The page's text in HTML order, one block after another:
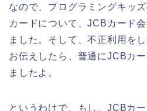
なので、プログラミングキッ
カードについて、JCBカード
ました。そして、不正利用を
お伝えしたら、普通にJCBカ
ましたよ。
というわけで、もし、JCBカ